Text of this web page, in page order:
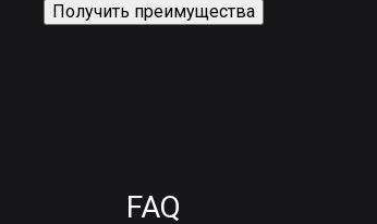
Получить преимущества
FAQ